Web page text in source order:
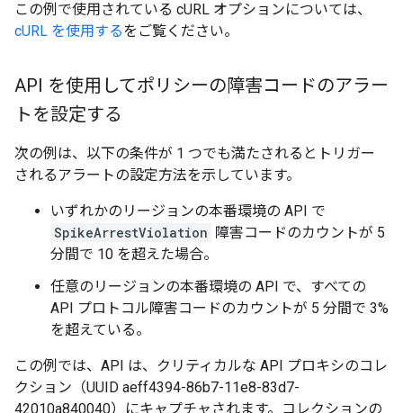
この例で使用されている cURL オプションについては、
cURL を使用するをご覧ください。
API を使用してポリシーの障害コードのアラー
トを設定する
次の例は、以下の条件が 1 つでも満たされるとトリガー
されるアラートの設定方法を示しています。
いずれかのリージョンの本番環境の API で
SpikeArrestViolation 障害コードのカウントが 5
分間で 10 を超えた場合。
任意のリージョンの本番環境の API で、すべての
API プロトコル障害コードのカウントが 5 分間で 3%
を超えている。
この例では、API は、クリティカルな API プロキシのコレ
クション（UUID aeff4394-86b7-11e8-83d7-
42010a840040）にキャプチャされます。コレクションの